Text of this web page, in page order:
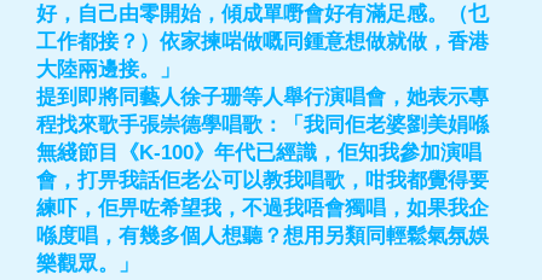
好，自己由零開始，傾成單嘢會好有滿足感。（乜
工作都接？）依家揀啱做嘅同鍾意想做就做，香港
大陸兩邊接。」
提到即將同藝人徐子珊等人舉行演唱會，她表示專
程找來歌手張崇德學唱歌：「我同佢老婆劉美娟喺
無綫節目《K-100》年代已經識，佢知我參加演唱
會，打畀我話佢老公可以教我唱歌，咁我都覺得要
練吓，佢畀咗希望我，不過我唔會獨唱，如果我企
喺度唱，有幾多個人想聽？想用另類同輕鬆氣氛娛
樂觀眾。」